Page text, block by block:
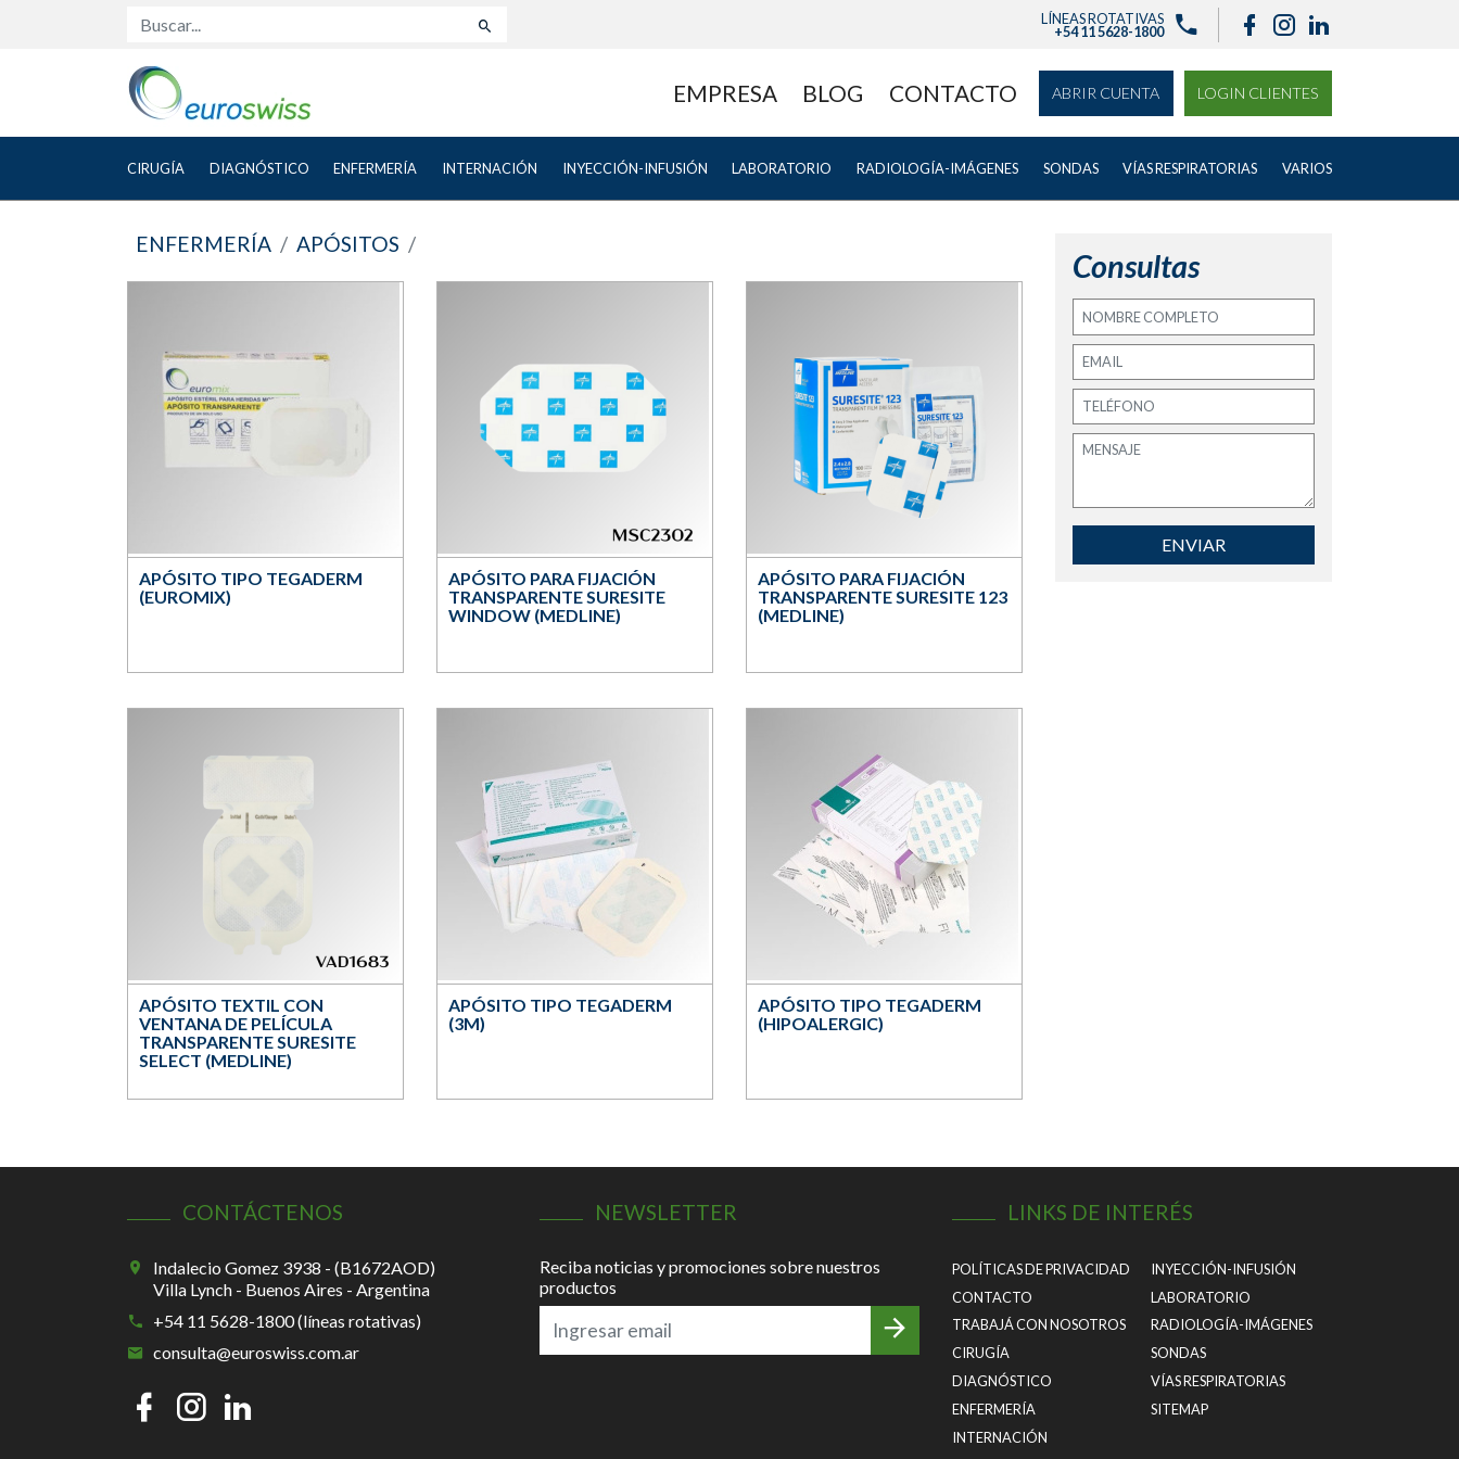
Buscar... LÍNEAS ROTATIVAS
+54 11 5628-1800
EMPRESA BLOG CONTACTO ABRIR CUENTA LOGIN CLIENTES
CIRUGÍA DIAGNÓSTICO ENFERMERÍA INTERNACIÓN INYECCIÓN-INFUSIÓN LABORATORIO RADIOLOGÍA-IMÁGENES SONDAS VÍAS RESPIRATORIAS VARIOS
ENFERMERÍA APÓSITOS
APÓSITO TIPO TEGADERM
(EUROMIX)
APÓSITO PARA FIJACIÓN
TRANSPARENTE SURESITE
WINDOW (MEDLINE)
APÓSITO PARA FIJACIÓN
TRANSPARENTE SURESITE 123
(MEDLINE)
APÓSITO TEXTIL CON
VENTANA DE PELÍCULA
TRANSPARENTE SURESITE
SELECT (MEDLINE)
APÓSITO TIPO TEGADERM
(3M)
APÓSITO TIPO TEGADERM
(HIPOALERGIC)
Consultas
ENVIAR
CONTÁCTENOS
Indalecio Gomez 3938 - (B1672AOD)
Villa Lynch - Buenos Aires - Argentina
+54 11 5628-1800 (líneas rotativas)
consulta@euroswiss.com.ar
NEWSLETTER
Reciba noticias y promociones sobre nuestros
productos
LINKS DE INTERÉS
POLÍTICAS DE PRIVACIDAD
CONTACTO
TRABAJÁ CON NOSOTROS
CIRUGÍA
DIAGNÓSTICO
ENFERMERÍA
INTERNACIÓN
INYECCIÓN-INFUSIÓN
LABORATORIO
RADIOLOGÍA-IMÁGENES
SONDAS
VÍAS RESPIRATORIAS
SITEMAP